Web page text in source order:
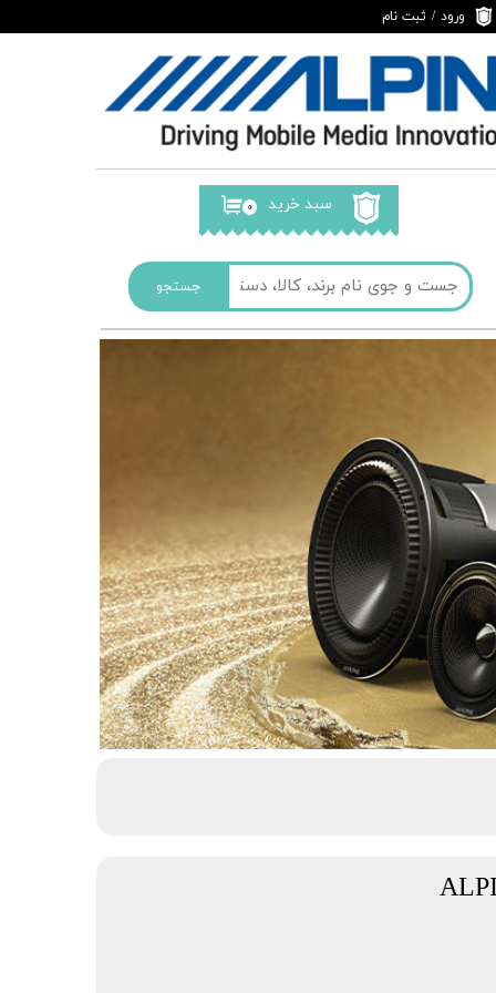
جستجو
ورود / ثبت نام
تغییر گذر واژه
سفارشات
خروج از حساب
۰ سبد خرید